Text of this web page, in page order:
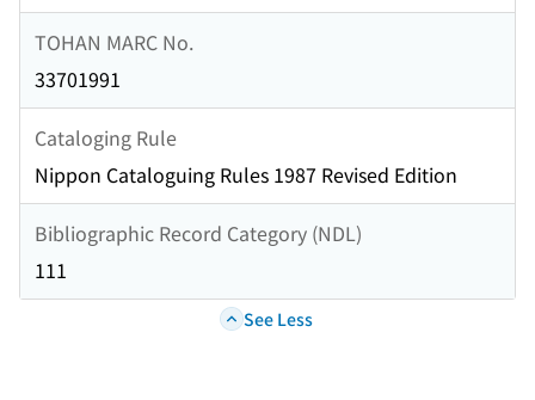
TOHAN MARC No.
33701991
Cataloging Rule
Nippon Cataloguing Rules 1987 Revised Edition
Bibliographic Record Category (NDL)
111
See Less